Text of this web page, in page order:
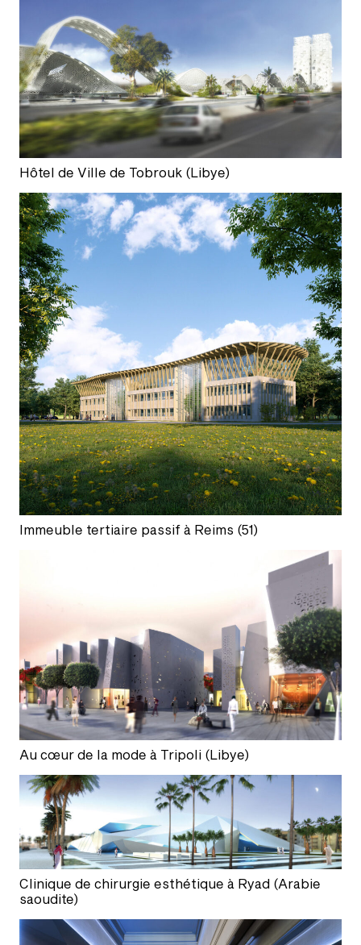
Hôtel de Ville de Tobrouk (Libye)
Immeuble tertiaire passif à Reims (51)
Au cœur de la mode à Tripoli (Libye)
Clinique de chirurgie esthétique à Ryad (Arabie
saoudite)